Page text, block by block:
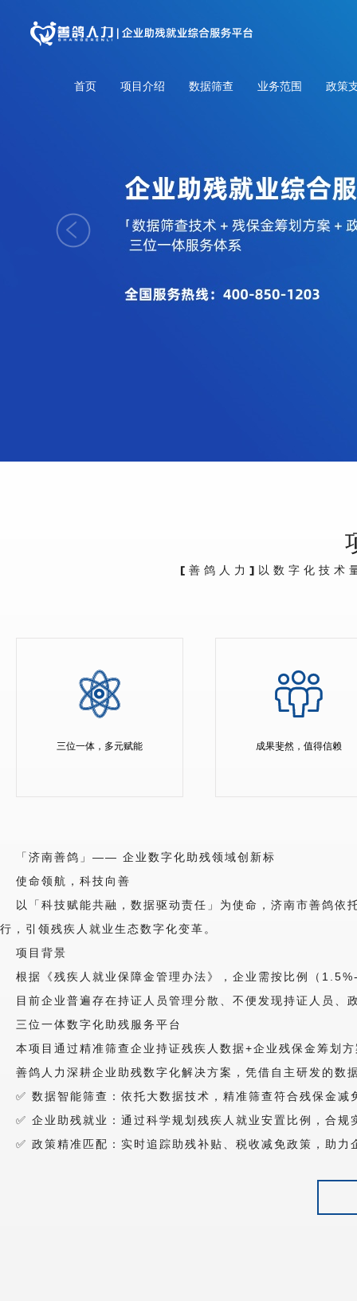
首页 项目介绍 数据筛查 业务范围 政策
[善鸽人力]以数字化技术

三位一体，多元赋能

成果斐然，值得信赖
「济南善鸽」—— 企业数字化助残领域创新标
使命领航，科技向善
以「科技赋能共融，数据驱动责任」为使命，济南市善鸽
行，引领残疾人就业生态数字化变革。
项目背景
根据《残疾人就业保障金管理办法》，企业需按比例（
目前企业普遍存在持证人员管理分散、不便发现持证人员
三位一体数字化助残服务平台
本项目通过精准筛查企业持证残疾人数据+企业残保金筹划
善鸽人力深耕企业助残数字化解决方案，凭借自主研发的
✅ 数据智能筛查：依托大数据技术，精准筛查符合残保金减
✅ 企业助残就业：通过科学规划残疾人就业安置比例，合规
✅ 政策精准匹配：实时追踪助残补贴、税收减免政策，助力